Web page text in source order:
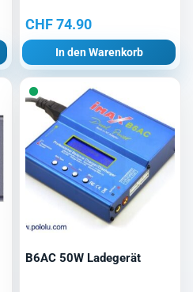
CHF 19.50.
CHF74.90
In den Warenkorb
B6AC 50W Ladegerät